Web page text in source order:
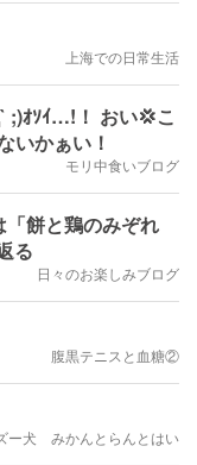
上海での日常生活
;)ｵｿｲ…!！ おい💢こ
いかぁい！
モリ中食いブログ
餅と鶏のみぞれ
る
日々のお楽しみブログ
腹黒テニスと血糖②
ー犬 みかんとらんとはい